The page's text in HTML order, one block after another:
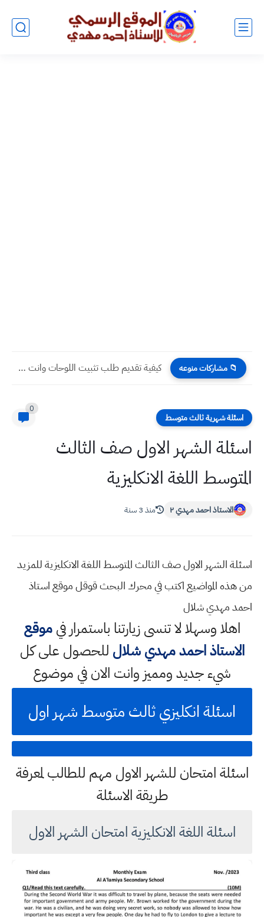
📁 مشاركات منوعه كيفية تقديم طلب تثبيت اللوحات وانت بالبيت من خلال الرابط...
اسئلة شهرية ثالث متوسط
0
اسئلة الشهر الاول صف الثالث
المتوسط اللغة الانكليزية
الاستاذ احمد مهدي ٢ منذ 3 سنة
اسئلة الشهر الاول صف الثالث المتوسط اللغة الانكليزية للمزيد
من هذه المواضيع اكتب في محرك البحث قوقل موقع استاذ
احمد مهدي شلال
اهلا وسهلالا تنسى زيارتنا باستمرار فيموقع
الاستاذ احمد مهدي شلال للحصول على كل
شيء جديد ومميز وانت الان في موضوع
اسئلة انكليزي ثالث متوسط شهر اول
اسئلة امتحان للشهر الاول مهم للطالب لمعرفة
طريقة الاسئلة
اسئلة اللغة الانكليزية امتحان الشهر الاول